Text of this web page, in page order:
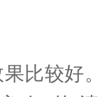
比较好